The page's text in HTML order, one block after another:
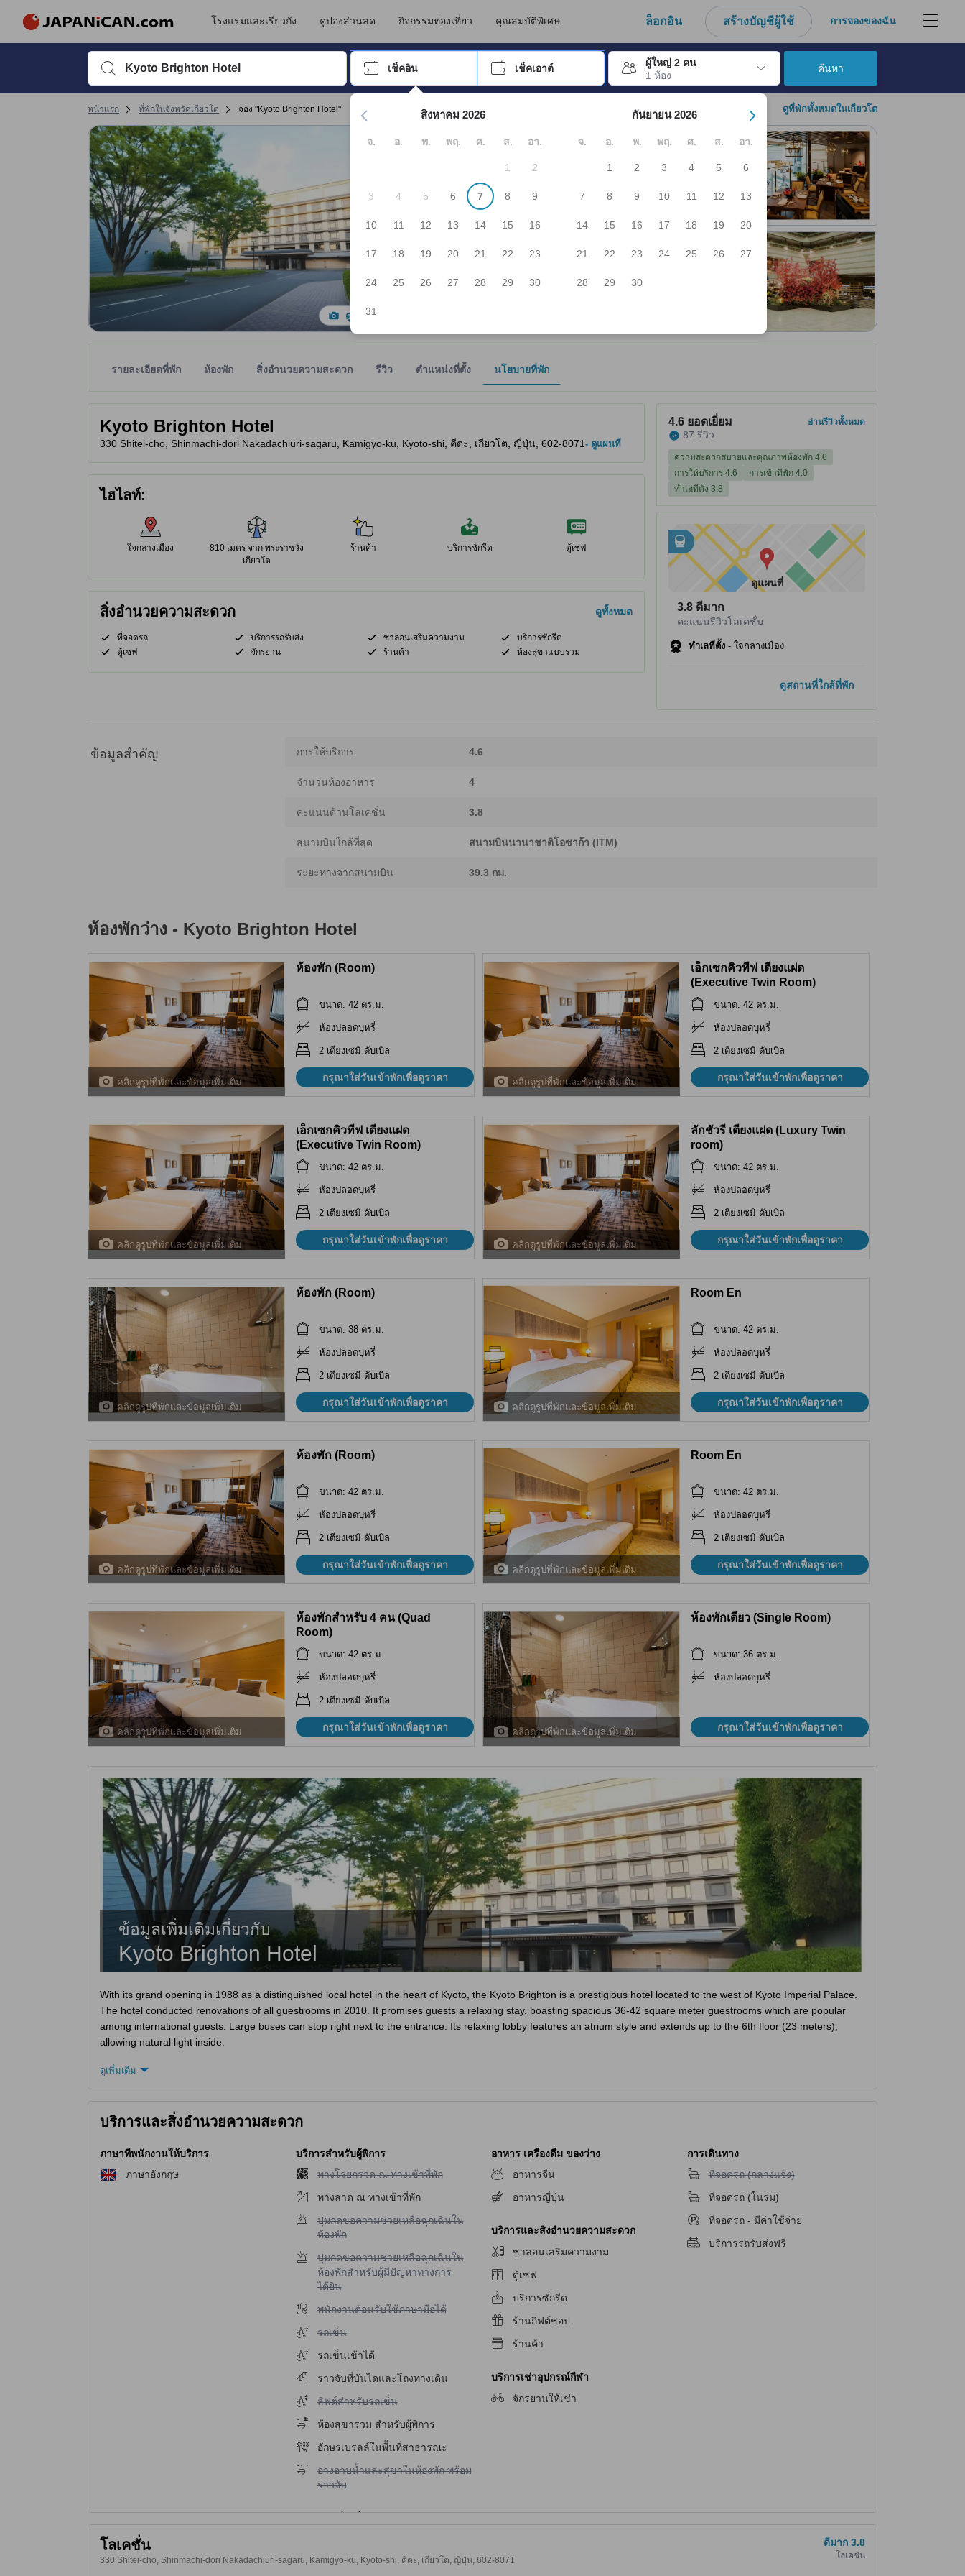
โรงแรมและเรียวกัง คูปองส่วนลด กิจกรรมท่องเที่ยว คุณสมบัติพิเศษ ล็อกอิน สร้างบัญชีผู้ใช้ การจองของฉัน
พิมพ์ชื่อที่พักหรือคำที่ต้องการค้นหา จากนั้นใช้ปุ่มลูกศรหรือปุ่ม Tab เพื่อเลื่อนหาคำที่ต้องการ แล้วกดปุ่ม Enter เพื่อเลือก
เช็คอิน เช็คเอาต์
ผู้ใหญ่ 2 คน
1 ห้อง
กด Enter เพื่อเลือกวันที่ ใช้ปุ่มลูกศรเพื่อเลือกวันเช็คอินและเช็คเอาต์ เมื่อไปถึงวันเช็คอินที่ต้องการ ให้กดปุ่ม Enter เพื่อเลือกวันเช็คอินดังกล่า
สิงหาคม 2026
จ. อ. พ. พฤ. ศ. ส. อา.
1 2
3 4 5 6 7 8 9
10 11 12 13 14 15 16
17 18 19 20 21 22 23
24 25 26 27 28 29 30
31
กันยายน 2026
จ. อ. พ. พฤ. ศ. ส. อา.
1 2 3 4 5 6
7 8 9 10 11 12 13
14 15 16 17 18 19 20
21 22 23 24 25 26 27
28 29 30
ค้นหา
หน้าแรก ที่พักในจังหวัดเกียวโต จอง "Kyoto Brighton Hotel" ดูที่พักทั้งหมดในเกียวโต
ดูรูปทั้งหมด
รายละเอียดที่พัก ห้องพัก สิ่งอำนวยความสะดวก รีวิว ตำแหน่งที่ตั้ง นโยบายที่พัก
Kyoto Brighton Hotel
330 Shitei-cho, Shinmachi-dori Nakadachiuri-sagaru, Kamigyo-ku, Kyoto-shi, คีตะ, เกียวโต, ญี่ปุ่น, 602-8071 - ดูแผนที่
ไฮไลท์:
ใจกลางเมือง
810 เมตร จาก พระราชวัง
เกียวโต
ร้านค้า บริการซักรีด ตู้เซฟ
สิ่งอำนวยความสะดวก ดูทั้งหมด
ที่จอดรถ บริการรถรับส่ง ซาลอนเสริมความงาม
บริการซักรีด
ตู้เซฟ
จักรยาน ร้านค้า ห้องสุขาแบบรวม
4.6 ยอดเยี่ยม
87 รีวิว
อ่านรีวิวทั้งหมด
ความสะดวกสบายและคุณภาพห้องพัก 4.6
การให้บริการ 4.6
การเข้าที่พัก 4.0
ทำเลที่ตั้ง 3.8
tooltip
อยู่ใกล้กับ
สถานีรถไฟใต้ดิน Imadegawa อยู่ห่างไป 0.7 กม.
• สถานีรถไฟใต้ดิน Marutamachi อยู่ห่างไป 0.97 กม.
ดูแผนที่
3.8 ดีมาก
คะแนนรีวิวโลเคชั่น
ทำเลที่ตั้ง - ใจกลางเมือง
ดูสถานที่ใกล้ที่พัก
ข้อมูลสำคัญ การให้บริการ 4.6
จำนวนห้องอาหาร 4
คะแนนด้านโลเคชั่น 3.8
สนามบินใกล้ที่สุด สนามบินนานาชาติโอซาก้า (ITM)
ระยะทางจากสนามบิน 39.3 กม.
ห้องพักว่าง - Kyoto Brighton Hotel
คลิกดูรูปที่พักและข้อมูลเพิ่มเติม
ห้องพัก (Room)
ขนาด: 42 ตร.ม.
ห้องปลอดบุหรี่
2 เตียงเซมิ ดับเบิล
กรุณาใส่วันเข้าพักเพื่อดูราคา คลิกดูรูปที่พักและข้อมูลเพิ่มเติม
เอ็กเซกคิวทีฟ เตียงแฝด
(Executive Twin Room)
ขนาด: 42 ตร.ม.
ห้องปลอดบุหรี่
2 เตียงเซมิ ดับเบิล
กรุณาใส่วันเข้าพักเพื่อดูราคา
คลิกดูรูปที่พักและข้อมูลเพิ่มเติม
เอ็กเซกคิวทีฟ เตียงแฝด
(Executive Twin Room)
ขนาด: 42 ตร.ม.
ห้องปลอดบุหรี่
2 เตียงเซมิ ดับเบิล
กรุณาใส่วันเข้าพักเพื่อดูราคา คลิกดูรูปที่พักและข้อมูลเพิ่มเติม
ลักชัวรี เตียงแฝด (Luxury Twin
room)
ขนาด: 42 ตร.ม.
ห้องปลอดบุหรี่
2 เตียงเซมิ ดับเบิล
กรุณาใส่วันเข้าพักเพื่อดูราคา
คลิกดูรูปที่พักและข้อมูลเพิ่มเติม
ห้องพัก (Room)
ขนาด: 38 ตร.ม.
ห้องปลอดบุหรี่
2 เตียงเซมิ ดับเบิล
กรุณาใส่วันเข้าพักเพื่อดูราคา คลิกดูรูปที่พักและข้อมูลเพิ่มเติม
Room En
ขนาด: 42 ตร.ม.
ห้องปลอดบุหรี่
2 เตียงเซมิ ดับเบิล
กรุณาใส่วันเข้าพักเพื่อดูราคา
คลิกดูรูปที่พักและข้อมูลเพิ่มเติม
ห้องพัก (Room)
ขนาด: 42 ตร.ม.
ห้องปลอดบุหรี่
2 เตียงเซมิ ดับเบิล
กรุณาใส่วันเข้าพักเพื่อดูราคา คลิกดูรูปที่พักและข้อมูลเพิ่มเติม
Room En
ขนาด: 42 ตร.ม.
ห้องปลอดบุหรี่
2 เตียงเซมิ ดับเบิล
กรุณาใส่วันเข้าพักเพื่อดูราคา
คลิกดูรูปที่พักและข้อมูลเพิ่มเติม
ห้องพักสำหรับ 4 คน (Quad
Room)
ขนาด: 42 ตร.ม.
ห้องปลอดบุหรี่
2 เตียงเซมิ ดับเบิล
กรุณาใส่วันเข้าพักเพื่อดูราคา คลิกดูรูปที่พักและข้อมูลเพิ่มเติม
ห้องพักเดี่ยว (Single Room)
ขนาด: 36 ตร.ม.
ห้องปลอดบุหรี่
กรุณาใส่วันเข้าพักเพื่อดูราคา
ข้อมูลเพิ่มเติมเกี่ยวกับ
Kyoto Brighton Hotel
With its grand opening in 1988 as a distinguished local hotel in the heart of Kyoto, the Kyoto Brighton is a prestigious hotel located to the west of Kyoto Imperial Palace.
The hotel conducted renovations of all guestrooms in 2010. It promises guests a relaxing stay, boasting spacious 36-42 square meter guestrooms which are popular
among international guests. Large buses can stop right next to the entrance. Its relaxing lobby features an atrium style and extends up to the 6th floor (23 meters),
allowing natural light inside.
Nearby are easily accessible sightseeing spots. Feel free to visit the Kyoto Gyoen (Kyoto Imperial Garden), only 300 meters away; the textile district Nishi-jin, which
[Brighton Corporation’s Food Allergy Service Practices]
Ingredients used are checked based on the information from food labeling.
As preparation is done in the same kitchen, with the same preparation and cleaning items for other menus, there is a possibility that a trace amount of allergenic
materials may be intermingled during the preparation process.
For these reasons, cuisine provided is not completely allergy-friendly. As such, the lodging asks that you keep this in mind.
Please be aware that guests with serious symptoms may be refused service for their own safety.
When ordering, please confirm the above information before using your own final judgement.
ดูเพิ่มเติม
บริการและสิ่งอำนวยความสะดวก
ภาษาที่พนักงานให้บริการ
ภาษาอังกฤษ
บริการสำหรับผู้พิการ
ไม่มีบริการทางโรยกรวด ณ ทางเข้าที่พัก
ทางโรยกรวด ณ ทางเข้าที่พัก
ทางลาด ณ ทางเข้าที่พัก
ไม่มีบริการปุ่มกดขอความช่วยเหลือฉุกเฉินในห้องพัก
ปุ่มกดขอความช่วยเหลือฉุกเฉินใน
ห้องพัก
ไม่มีบริการปุ่มกดขอความช่วยเหลือฉุกเฉินในห้องพักสำหรับผู้มีปัญหาทางการได้ยิน
ปุ่มกดขอความช่วยเหลือฉุกเฉินใน
ห้องพักสำหรับผู้มีปัญหาทางการ
ได้ยิน
ไม่มีบริการพนักงานต้อนรับใช้ภาษามือได้
พนักงานต้อนรับใช้ภาษามือได้
ไม่มีบริการรถเข็น
รถเข็น
รถเข็นเข้าได้
ราวจับที่บันไดและโถงทางเดิน
ไม่มีบริการลิฟต์สำหรับรถเข็น
ลิฟต์สำหรับรถเข็น
ห้องสุขารวม สำหรับผู้พิการ
อักษรเบรลล์ในพื้นที่สาธารณะ
ไม่มีบริการอ่างอาบน้ำและสุขาในห้องพัก พร้อมราวจับ
อ่างอาบน้ำและสุขาในห้องพัก พร้อม
ราวจับ
อาหาร เครื่องดื่ม ของว่าง
อาหารจีน
อาหารญี่ปุ่น
บริการและสิ่งอำนวยความสะดวก
ซาลอนเสริมความงาม
ตู้เซฟ
บริการซักรีด
ร้านกิฟต์ชอป
ร้านค้า
บริการเช่าอุปกรณ์กีฬา
จักรยานให้เช่า
การเดินทาง
ไม่มีบริการที่จอดรถ (กลางแจ้ง)
ที่จอดรถ (กลางแจ้ง)
ที่จอดรถ (ในร่ม)
ที่จอดรถ - มีค่าใช้จ่าย
บริการรถรับส่งฟรี
โลเคชั่น
330 Shitei-cho, Shinmachi-dori Nakadachiuri-sagaru, Kamigyo-ku, Kyoto-shi, คีตะ, เกียวโต, ญี่ปุ่น, 602-8071
ดีมาก 3.8
โลเคชั่น
รีวิวทั้งหมดของ JAPANiCAN มาจากผู้เข้าพักจริง ซึ่งเขียนหลังจากการเดินทางไปเข้าพัก ดังนั้น คะแนนรีวิวและความคิดเห็นที่แสดงบน JAPANiCAN จึงมาจากประสบการณ์ตรงของผู้เข้าพักอย่างแท้จริง